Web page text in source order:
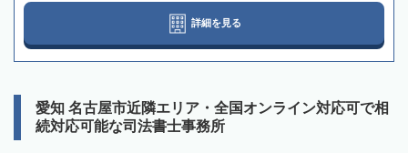
詳細を見る
愛知 名古屋市近隣エリア・全国オンライン対応可で相
続対応可能な司法書士事務所